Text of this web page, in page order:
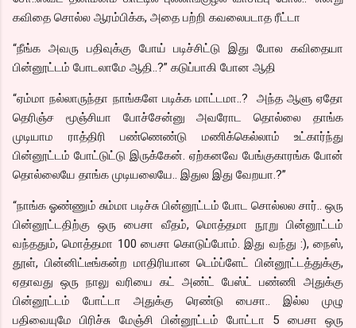
கவிதை சொல்ல ஆரம்பிக்க, அதை பற்றி கவலைபடாத ரீட்டா
“நீங்க அவரு பதிவுக்கு போய் படிச்சிட்டு இது போல கவிதையா
பின்னூட்டம் போடலாமே ஆதி..?” கடுப்பாகி போன ஆதி
“ஏம்மா நல்லாருந்தா நாங்களே படிக்க மாட்டமா..? அந்த ஆளு ஏதோ
தெரிஞ்ச மூஞ்சியா போச்சேன்னு அவரோட தொல்லை தாங்க
முடியாம ராத்திரி பண்ணெண்டு மணிக்கெல்லாம் உட்கார்ந்து
பின்னூட்டம் போட்டுட்டு இருக்கேன். ஏற்கனவே பேங்குகாரங்க போன்
தொல்லையே தாங்க முடியலையே.. இதுல இது வேறயா.?”
“நாங்க ஓண்ணும் சும்மா படிச்சு பின்னூட்டம் போட சொல்லல சார்.. ஒரு
பின்னூட்டதிற்கு ஒரு பைசா வீதம், மொத்தமா நூறு பின்னூட்டம்
வந்ததும், மொத்தமா 100 பைசா கொடுப்போம். இது வந்து :), நைஸ்,
தூள், பின்னிட்டீங்கன்ற மாதிரியான டெம்ப்ளேட் பின்னூட்டத்துக்கு,
ஏதாவது ஒரு நாலு வரியை கட் அண்ட் பேஸ்ட் பண்ணி அதுக்கு
பின்னூட்டம் போட்டா அதுக்கு ரெண்டு பைசா.. இல்ல முழு
பதிவையுமே பிரிச்சு மேஞ்சி பின்னூட்டம் போட்டா 5 பைசா ஒரு